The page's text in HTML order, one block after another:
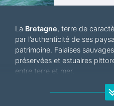
La Bretagne, terre de
par l’authenticité de ses
patrimoine. Falaises
préservées et estuaires
entre terre et mer.
Réputée pour ses
rythme du Festival